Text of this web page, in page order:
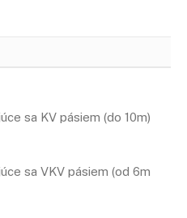
sa KV pásiem (do 10m)
sa VKV pásiem (od 6m